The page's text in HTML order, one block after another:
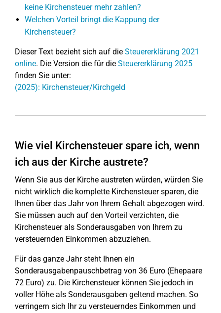
keine Kirchensteuer mehr zahlen?
Welchen Vorteil bringt die Kappung der
Kirchensteuer?
Dieser Text bezieht sich auf die Steuererklärung 2021
online. Die Version die für die Steuererklärung 2025
finden Sie unter:
(2025): Kirchensteuer/Kirchgeld
Wie viel Kirchensteuer spare ich, wenn
ich aus der Kirche austrete?
Wenn Sie aus der Kirche austreten würden, würden Sie
nicht wirklich die komplette Kirchensteuer sparen, die
Ihnen über das Jahr von Ihrem Gehalt abgezogen wird.
Sie müssen auch auf den Vorteil verzichten, die
Kirchensteuer als Sonderausgaben von Ihrem zu
versteuernden Einkommen abzuziehen.
Für das ganze Jahr steht Ihnen ein
Sonderausgabenpauschbetrag von 36 Euro (Ehepaare
72 Euro) zu. Die Kirchensteuer können Sie jedoch in
voller Höhe als Sonderausgaben geltend machen. So
verringern sich Ihr zu versteuerndes Einkommen und